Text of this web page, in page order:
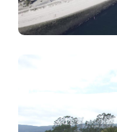
Imaxe